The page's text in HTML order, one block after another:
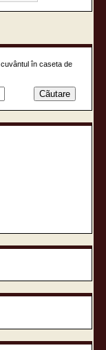
în caseta de